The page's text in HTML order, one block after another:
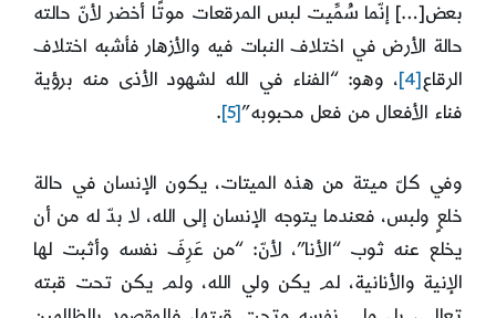
بعض[…] إنّما سُمِّيت لبس المرقعات موتًا أخضر لأنّ حالته
حالة الأرض في اختلاف النبات فيه والأزهار فأشبه اختلاف
الرقاع [4]
، وهو: “الفناء في الله لشهود الأذى منه برؤية
فناء الأفعال من فعل محبوبه”[5]
.
وفي كلّ ميتة من هذه الميتات، يكون الإنسان في حالة
خلعٍ ولبس، فعندما يتوجه الإنسان إلى الله، لا بدّ له من أن
يخلع عنه ثوب “الأنا”، لأنّ: “من عَرِفَ نفسه وأثبت لها
الإنية والأنانية، لم يكن ولي الله، ولم يكن تحت قبته